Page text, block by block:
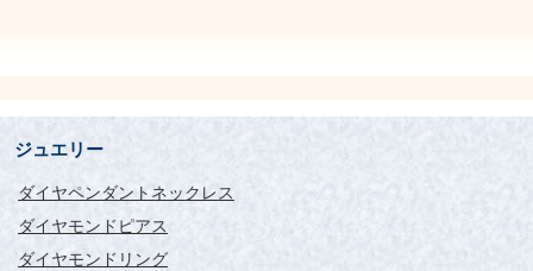
ジュエリー
ダイヤペンダントネックレス
ダイヤモンドピアス
ダイヤモンドリング